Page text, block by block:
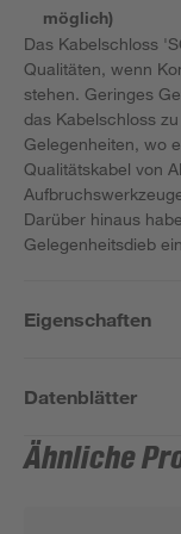
möglich)
Das Kabelschloss
Qualitäten, wenn
stehen. Geringes
das Kabelschloss
Gelegenheiten, wo
Qualitätskabel von
Darüber hinaus
Gelegenheitsdieb
Eigenschaften
Datenblätter
Ähnliche